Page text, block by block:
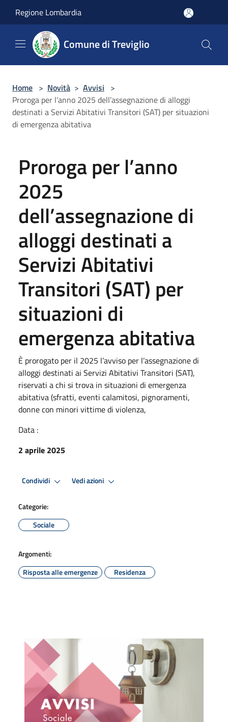
Regione Lombardia
Comune di Treviglio
Home > Novità > Avvisi >
Proroga per l’anno 2025 dell’assegnazione di alloggi
destinati a Servizi Abitativi Transitori (SAT) per situazioni
di emergenza abitativa
Proroga per l’anno
2025
dell’assegnazione di
alloggi destinati a
Servizi Abitativi
Transitori (SAT) per
situazioni di
emergenza abitativa
È prorogato per il 2025 l’avviso per l’assegnazione di
alloggi destinati ai Servizi Abitativi Transitori (SAT),
riservati a chi si trova in situazioni di emergenza
abitativa (sfratti, eventi calamitosi, pignoramenti,
donne con minori vittime di violenza,
Data :
2 aprile 2025
Condividi Vedi azioni
Categorie:
Sociale
Argomenti:
Risposta alle emergenze
Residenza